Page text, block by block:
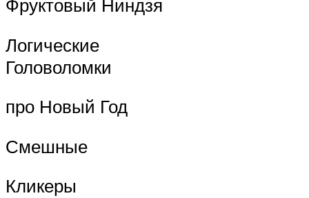
Фруктовый Ниндзя
Логические
Головоломки
про Новый Год
Смешные
Кликеры